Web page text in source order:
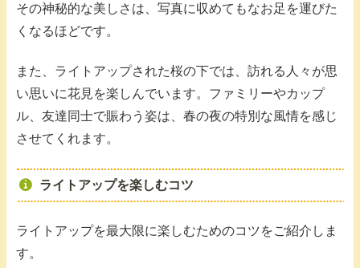
その神秘的な美しさは、写真に収めてもなお足を運びた
くなるほどです。
また、ライトアップされた桜の下では、訪れる人々が思
い思いに花見を楽しんでいます。ファミリーやカップ
ル、友達同士で賑わう姿は、春の夜の特別な風情を感じ
させてくれます。
ライトアップを楽しむコツ
ライトアップを最大限に楽しむためのコツをご紹介しま
す。